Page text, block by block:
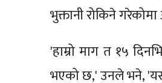
भुक्तानी रोकिने
'हाम्रो माग त १५
भएको छ,' उनले भने,